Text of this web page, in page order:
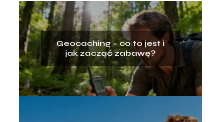
Geocaching – co to jest i
jak zacząć zabawę?